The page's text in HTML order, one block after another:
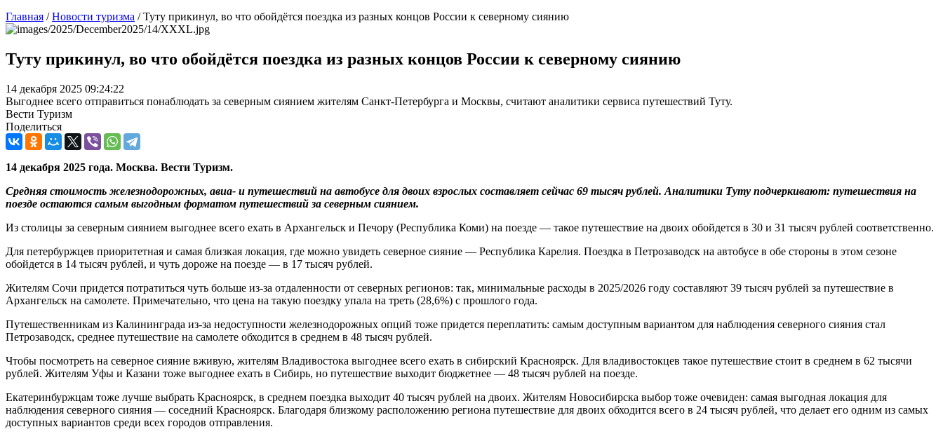
Главная /Новости туризма /Туту прикинул, во что обойдётся поездка из разных концов России к северному сиянию
Туту прикинул, во что обойдётся поездка из разных концов России к северному сиянию
14 декабря 2025 09:24:22
Выгоднее всего отправиться понаблюдать за северным сиянием жителям Санкт-Петербурга и Москвы, считают аналитики сервиса путешествий Туту.
Вести Туризм
Поделиться
14 декабря 2025 года. Москва. Вести Туризм.
Средняя стоимость железнодорожных, авиа- и путешествий на автобусе для двоих взрослых составляет сейчас 69 тысяч рублей. Аналитики Туту подчеркивают: путешествия на
поезде остаются самым выгодным форматом путешествий за северным сиянием.
Из столицы за северным сиянием выгоднее всего ехать в Архангельск и Печору (Республика Коми) на поезде — такое путешествие на двоих обойдется в 30 и 31 тысяч рублей соответственно.
Для петербуржцев приоритетная и самая близкая локация, где можно увидеть северное сияние — Республика Карелия. Поездка в Петрозаводск на автобусе в обе стороны в этом сезоне
обойдется в 14 тысяч рублей, и чуть дороже на поезде — в 17 тысяч рублей.
Жителям Сочи придется потратиться чуть больше из-за отдаленности от северных регионов: так, минимальные расходы в 2025/2026 году составляют 39 тысяч рублей за путешествие в
Архангельск на самолете. Примечательно, что цена на такую поездку упала на треть (28,6%) с прошлого года.
Путешественникам из Калининграда из-за недоступности железнодорожных опций тоже придется переплатить: самым доступным вариантом для наблюдения северного сияния стал
Петрозаводск, среднее путешествие на самолете обходится в среднем в 48 тысяч рублей.
Чтобы посмотреть на северное сияние вживую, жителям Владивостока выгоднее всего ехать в сибирский Красноярск. Для владивостокцев такое путешествие стоит в среднем в 62 тысячи
рублей. Жителям Уфы и Казани тоже выгоднее ехать в Сибирь, но путешествие выходит бюджетнее — 48 тысяч рублей на поезде.
Екатеринбуржцам тоже лучше выбрать Красноярск, в среднем поездка выходит 40 тысяч рублей на двоих. Жителям Новосибирска выбор тоже очевиден: самая выгодная локация для
наблюдения северного сияния — соседний Красноярск. Благодаря близкому расположению региона путешествие для двоих обходится всего в 24 тысяч рублей, что делает его одним из самых
доступных вариантов среди всех городов отправления.